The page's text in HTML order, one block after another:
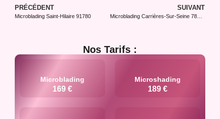
PRÉCÉDENT
Microblading Saint-Hilaire 91780
SUIVANT
Microblading Carrières-Sur-Seine 78420
Nos Tarifs :
Microblading
169 €
Microshading
189 €